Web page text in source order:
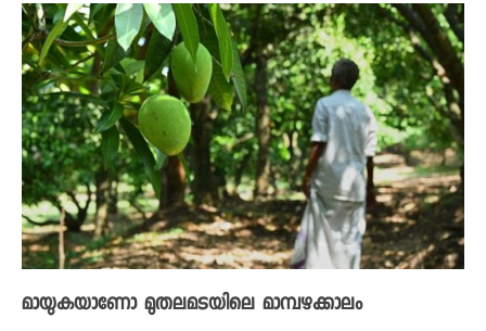
മായുകയാണോ മുതലമടയിലെ മാമ്പഴക്കാലം